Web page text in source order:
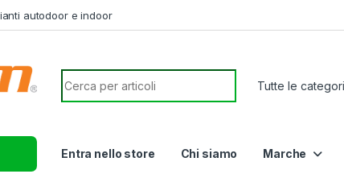
autodoor e indoor
Search for:
Entra nello store Chi siamo Marche